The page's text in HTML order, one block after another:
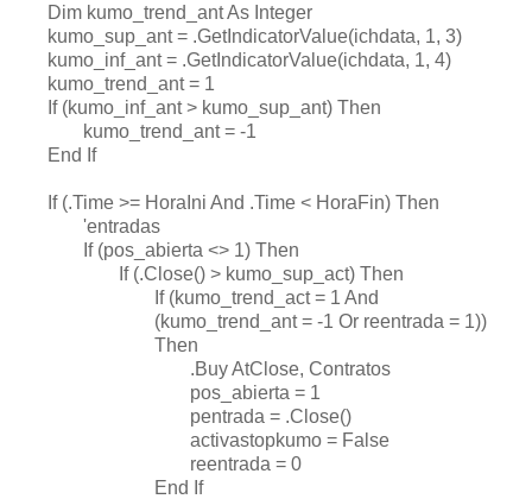
Dim kumo_trend_ant As Integer
kumo_sup_ant = .GetIndicatorValue(ichdata, 1, 3)
kumo_inf_ant = .GetIndicatorValue(ichdata, 1, 4)
kumo_trend_ant = 1
If (kumo_inf_ant > kumo_sup_ant) Then
kumo_trend_ant = -1
End If
If (.Time >= HoraIni And .Time < HoraFin) Then
'entradas
If (pos_abierta <> 1) Then
If (.Close() > kumo_sup_act) Then
If (kumo_trend_act = 1 And
(kumo_trend_ant = -1 Or reentrada = 1))
Then
.Buy AtClose, Contratos
pos_abierta = 1
pentrada = .Close()
activastopkumo = False
reentrada = 0
End If